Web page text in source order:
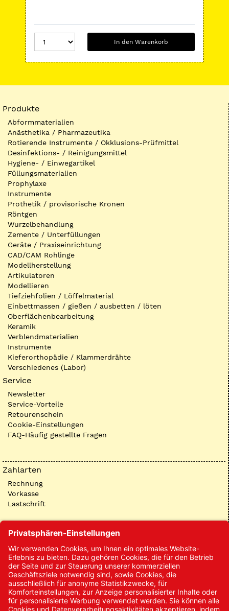
In den Warenkorb
Produkte
Abformmaterialien
Anästhetika / Pharmazeutika
Rotierende Instrumente / Okklusions-Prüfmittel
Desinfektions- / Reinigungsmittel
Hygiene- / Einwegartikel
Füllungsmaterialien
Prophylaxe
Instrumente
Prothetik / provisorische Kronen
Röntgen
Wurzelbehandlung
Zemente / Unterfüllungen
Geräte / Praxiseinrichtung
CAD/CAM Rohlinge
Modellherstellung
Artikulatoren
Modellieren
Tiefziehfolien / Löffelmaterial
Einbettmassen / gießen / ausbetten / löten
Oberflächenbearbeitung
Keramik
Verblendmaterialien
Instrumente
Kieferorthopädie / Klammerdrähte
Verschiedenes (Labor)
Service
Newsletter
Service-Vorteile
Retourenschein
Cookie-Einstellungen
FAQ-Häufig gestellte Fragen
Zahlarten
Rechnung
Vorkasse
Lastschrift
Kontakt
Kontakt/Anfrage
Neukundenanmeldung
Kennwort vergessen